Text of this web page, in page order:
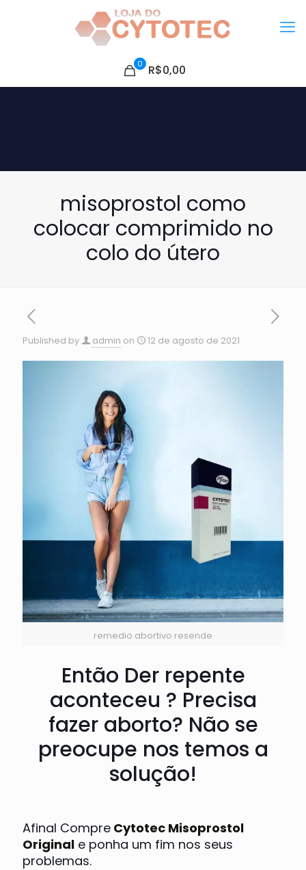
0 R$0,00
misoprostol como
colocar comprimido no
colo do útero
Published by admin on 12 de agosto de 2021
remedio abortivo resende
Então Der repente
aconteceu ? Precisa
fazer aborto? Não se
preocupe nos temos a
solução!
Afinal Compre Cytotec Misoprostol
Original e ponha um fim nos seus
problemas.